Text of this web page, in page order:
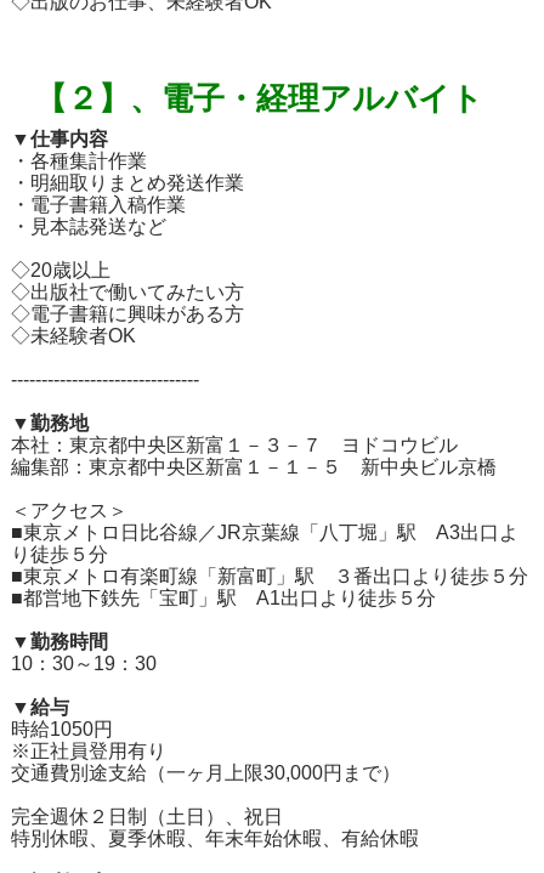
【２】、電子・経理アルバイト
▼仕事内容
・各種集計作業
・明細取りまとめ発送作業
・電子書籍入稿作業
・見本誌発送など
◇20歳以上
◇出版社で働いてみたい方
◇電子書籍に興味がある方
◇未経験者OK
-------------------------------
▼勤務地
本社：東京都中央区新富１－３－７ ヨドコウビル
編集部：東京都中央区新富１－１－５ 新中央ビル京橋
＜アクセス＞
■東京メトロ日比谷線／JR京葉線「八丁堀」駅 A3出口よ
り徒歩５分
■東京メトロ有楽町線「新富町」駅 ３番出口より徒歩５分
■都営地下鉄先「宝町」駅 A1出口より徒歩５分
▼勤務時間
10：30～19：30
▼給与
時給1050円
※正社員登用有り
交通費別途支給（一ヶ月上限30,000円まで）
完全週休２日制（土日）、祝日
特別休暇、夏季休暇、年末年始休暇、有給休暇